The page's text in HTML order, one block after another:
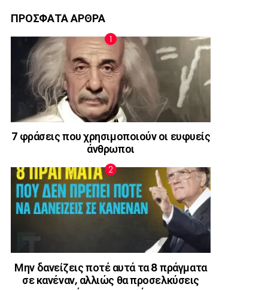
ΠΡΟΣΦΑΤΑ ΑΡΘΡΑ
7 φράσεις που χρησιμοποιούν οι ευφυείς
άνθρωποι
Μην δανείζεις ποτέ αυτά τα 8 πράγματα
σε κανέναν, αλλιώς θα προσελκύσεις